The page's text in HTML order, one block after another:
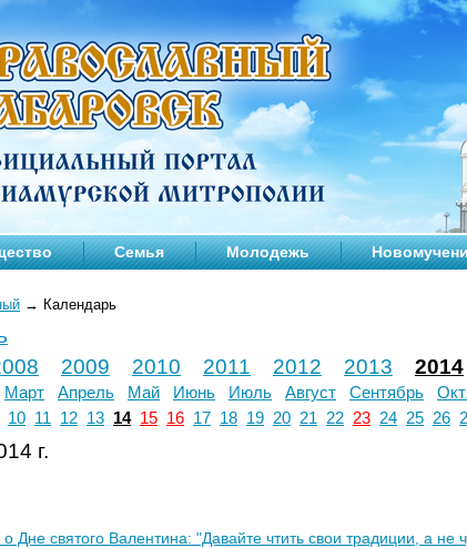
Семья Молодежь
→ Календарь
2009 2010 2011 2012 2013 2014
Март Апрель Май Июнь Июль Август Сентябрь
10 11 12 13 14 15 16 17 18 19 20 21 22 23 24 25 26
г.
Дне святого Валентина: "Давайте чтить свои традиции, а не